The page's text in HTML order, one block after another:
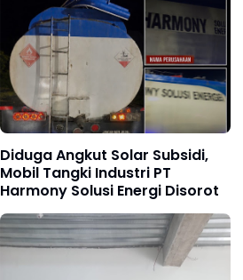
Diduga Angkut Solar Subsidi,
Mobil Tangki Industri PT
Harmony Solusi Energi Disorot